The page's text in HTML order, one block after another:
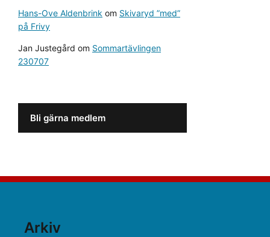
Hans-Ove Aldenbrink om Skivaryd ”med”
på Frivy
Jan Justegård om Sommartävlingen
230707
Bli gärna medlem
Arkiv